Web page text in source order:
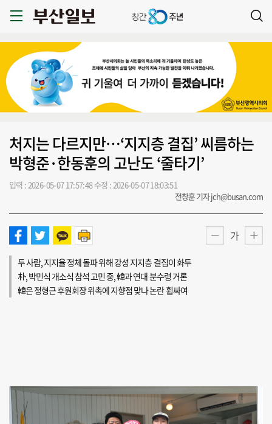
처지는 다르지만…‘지지층 결집’ 씨름하는
박형준·한동훈의 고난도 ‘줄타기’
입력 : 2026-05-07 17:57:48수정 : 2026-05-07 18:03:51
전창훈 기자 jch@busan.com
가
두 사람, 지지율 정체 돌파 위해 강성 지지층 결집이 화두
朴, 박민식 개소식 참석 고민 중, 韓과 연대 분수령 거론
韓은 정형근 후원회장 위촉에 지향점 맞나 논란 휩싸여